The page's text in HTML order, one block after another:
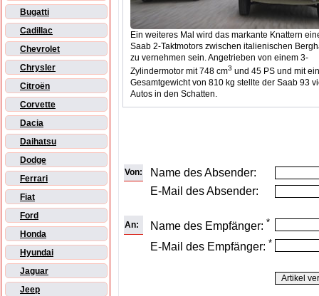
Bugatti
Cadillac
Chevrolet
Chrysler
Citroën
Corvette
Dacia
Daihatsu
Dodge
Ferrari
Fiat
Ford
Honda
Hyundai
Jaguar
Jeep
Ein weiteres Mal wird das markante Knattern
Saab 2-Taktmotors zwischen italienischen
zu vernehmen sein. Angetrieben von einem 3-
Zylindermotor mit 748 cm3 und 45 PS und mit
Gesamtgewicht von 810 kg stellte der Saab 93
Autos in den Schatten.
Von:
Name des Absender:
E-Mail des Absender:
An: Name des Empfänger: *
E-Mail des Empfänger: *